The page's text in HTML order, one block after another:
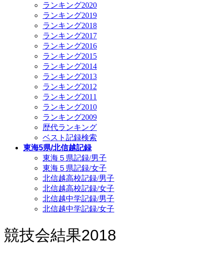
ランキング2020
ランキング2019
ランキング2018
ランキング2017
ランキング2016
ランキング2015
ランキング2014
ランキング2013
ランキング2012
ランキング2011
ランキング2010
ランキング2009
歴代ランキング
ベスト記録検索
東海5県/北信越記録
東海５県記録/男子
東海５県記録/女子
北信越高校記録/男子
北信越高校記録/女子
北信越中学記録/男子
北信越中学記録/女子
競技会結果2018